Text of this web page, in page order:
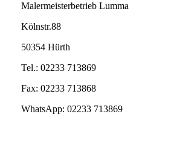
Malermeisterbetrieb Lumma
Kölnstr.88
50354 Hürth
Tel.: 02233 713869
Fax: 02233 713868
WhatsApp: 02233 713869